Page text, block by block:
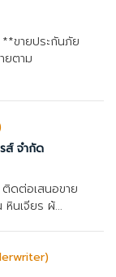
ขายประกันภัย
ยตาม
ส์ จำกัด
ดต่อเสนอขาย
หินเจียร ผ้...